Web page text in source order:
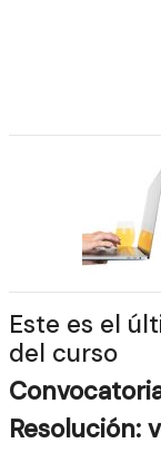
Este es el
del curso
Resolución: